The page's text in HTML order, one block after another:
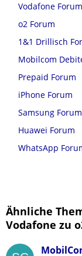
Vodafone Forum
o2 Forum
1&1 Drillisch
Mobilcom
Prepaid Forum
iPhone Forum
Samsung Forum
Huawei Forum
WhatsApp
Ähnliche
Vodafone zu